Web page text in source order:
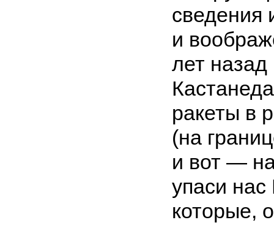
сведения
и
лет
ракеты в
(на
и вот —
упаси
которые,